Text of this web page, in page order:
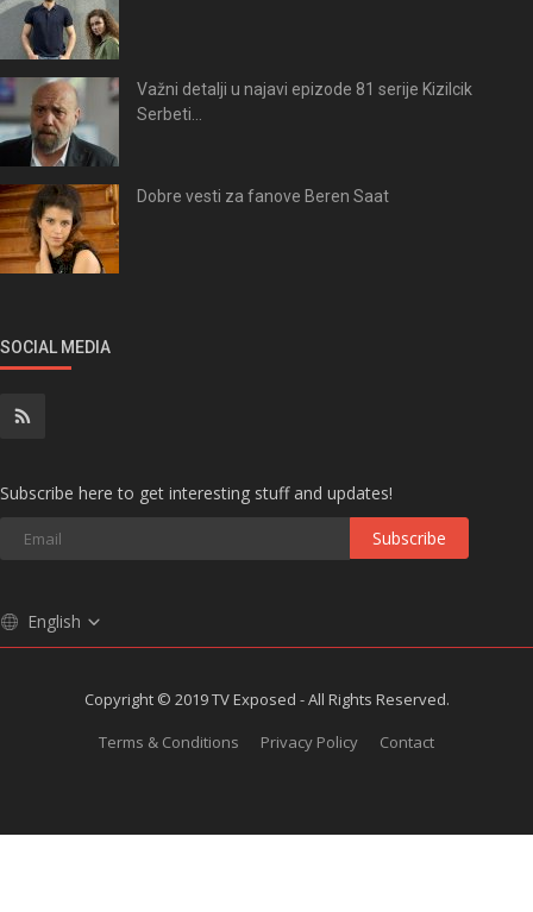
Važni detalji u najavi epizode 81 serije Kizilcik
Serbeti...
Dobre vesti za fanove Beren Saat
SOCIAL MEDIA
Subscribe here to get interesting stuff and updates!
Subscribe
English
Copyright © 2019 TV Exposed - All Rights Reserved.
Terms & Conditions
Privacy Policy Contact